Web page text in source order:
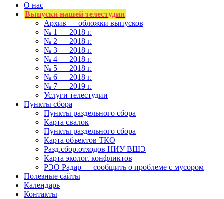
О нас
Выпуски нашей телестудии
Архив — обложки выпусков
№ 1 — 2018 г.
№ 2 — 2018 г.
№ 3 — 2018 г.
№ 4 — 2018 г.
№ 5 — 2018 г.
№ 6 — 2018 г.
№ 7 — 2019 г.
Услуги телестудии
Пункты сбора
Пункты раздельного сбора
Карта свалок
Пункты раздельного сбора
Карта объектов ТКО
Разд.сбор.отходов НИУ ВШЭ
Карта эколог. конфликтов
РЭО Радар — сообщить о проблеме с мусором
Полезные сайты
Календарь
Контакты